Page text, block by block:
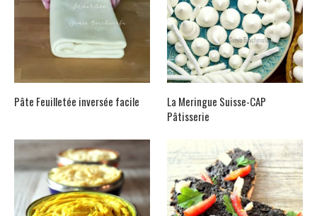
Pâte Feuilletée inversée facile
La Meringue Suisse-CAP
Pâtisserie